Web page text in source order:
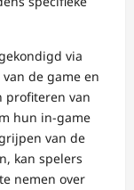
via
de game en
profiteren van
hun in-game
van de
kan spelers
nemen over